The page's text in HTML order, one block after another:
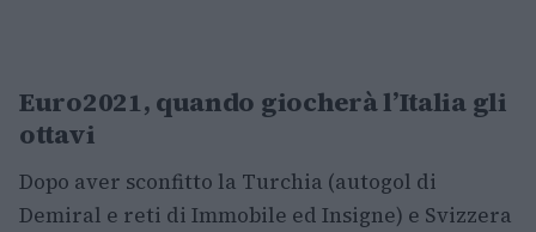
Euro2021, quando giocherà l’Italia gli
ottavi
Dopo aver sconfitto la Turchia (autogol di
Demiral e reti di Immobile ed Insigne) e Svizzera